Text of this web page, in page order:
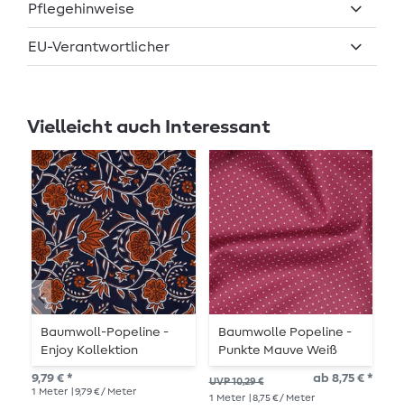
Pflegehinweise
EU-Verantwortlicher
Vielleicht auch Interessant
Baumwoll-Popeline -
Enjoy Kollektion
Blumen Blau
9,79 € *
1 Meter | 9,79 € / Meter
Baumwolle Popeline -
Punkte Mauve Weiß
UVP 10,29 € ab 8,75 € *
1 Meter | 8,75 € / Meter